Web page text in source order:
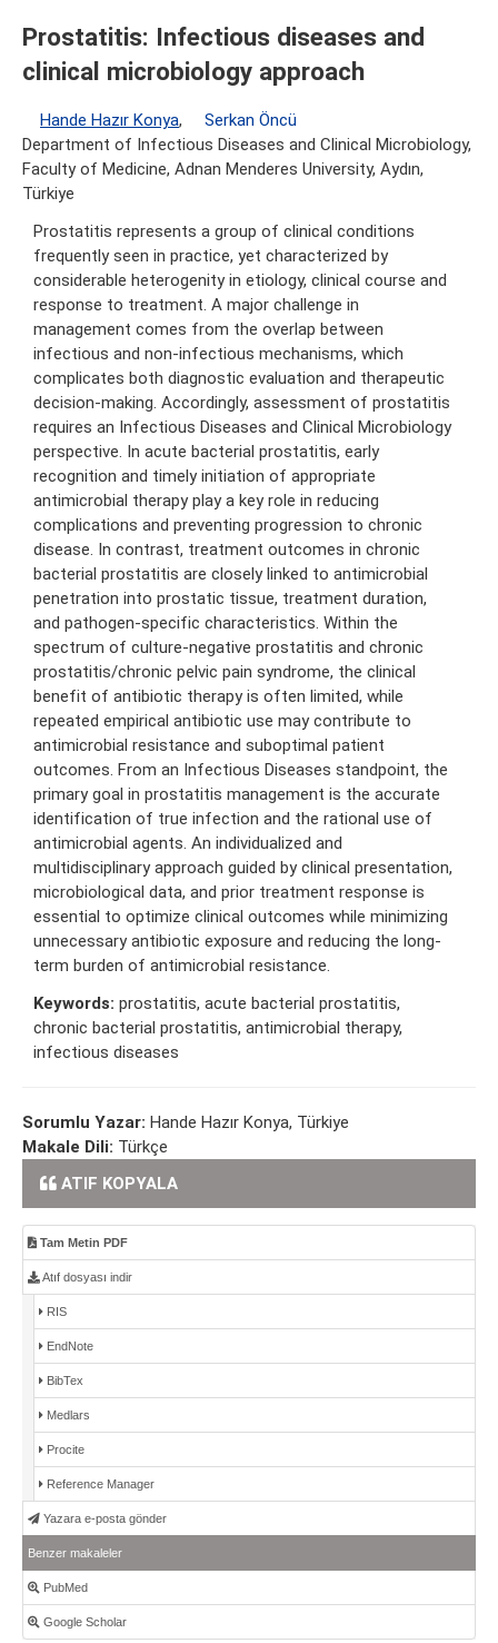
Prostatitis: Infectious diseases and
clinical microbiology approach
Hande Hazır Konya,
Serkan Öncü
Department of Infectious Diseases and Clinical Microbiology,
Faculty of Medicine, Adnan Menderes University, Aydın,
Türkiye
Prostatitis represents a group of clinical conditions
frequently seen in practice, yet characterized by
considerable heterogenity in etiology, clinical course and
response to treatment. A major challenge in
management comes from the overlap between
infectious and non-infectious mechanisms, which
complicates both diagnostic evaluation and therapeutic
decision-making. Accordingly, assessment of prostatitis
requires an Infectious Diseases and Clinical Microbiology
perspective. In acute bacterial prostatitis, early
recognition and timely initiation of appropriate
antimicrobial therapy play a key role in reducing
complications and preventing progression to chronic
disease. In contrast, treatment outcomes in chronic
bacterial prostatitis are closely linked to antimicrobial
penetration into prostatic tissue, treatment duration,
and pathogen-specific characteristics. Within the
spectrum of culture-negative prostatitis and chronic
prostatitis/chronic pelvic pain syndrome, the clinical
benefit of antibiotic therapy is often limited, while
repeated empirical antibiotic use may contribute to
antimicrobial resistance and suboptimal patient
outcomes. From an Infectious Diseases standpoint, the
primary goal in prostatitis management is the accurate
identification of true infection and the rational use of
antimicrobial agents. An individualized and
multidisciplinary approach guided by clinical presentation,
microbiological data, and prior treatment response is
essential to optimize clinical outcomes while minimizing
unnecessary antibiotic exposure and reducing the long-
term burden of antimicrobial resistance.
Keywords: prostatitis, acute bacterial prostatitis,
chronic bacterial prostatitis, antimicrobial therapy,
infectious diseases
Sorumlu Yazar: Hande Hazır Konya, Türkiye
Makale Dili: Türkçe
ATIF KOPYALA
Tam Metin PDF
Atıf dosyası indir
RIS
EndNote
BibTex
Medlars
Procite
Reference Manager
Yazara e-posta gönder
Benzer makaleler
PubMed
Google Scholar